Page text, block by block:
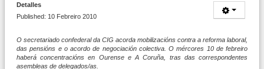
Detalles
Published: 10 Febreiro 2010
O secretariado confederal da CIG acorda mobilizacións contra a reforma laboral,
das pensións e o acordo de negociación colectiva. O mércores 10 de febreiro
haberá concentracións en Ourense e A Coruña, tras das correspondentes
asembleas de delegados/as.